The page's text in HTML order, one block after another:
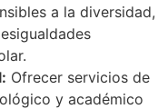
a la diversidad,
Ofrecer servicios de
y académico